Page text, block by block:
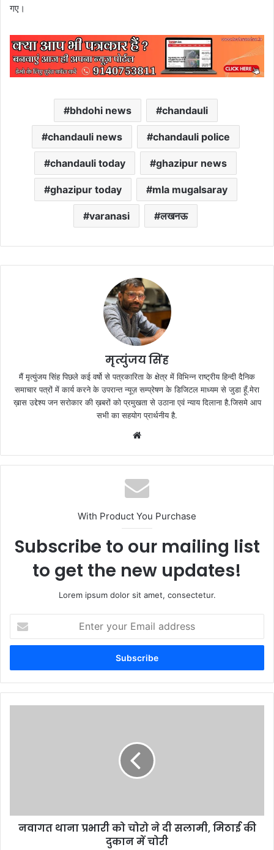
गए।
bhdohi news chandauli
chandauli news chandauli police
chandauli today ghazipur news
ghazipur today mla mugalsaray
varanasi लखनऊ
मृत्युंजय सिंह
मैं मृत्युंजय सिंह पिछले कई वर्षो से पत्रकारिता के क्षेत्र में विभिन्न राष्ट्रीय हिन्दी दैनिक
समाचार पत्रों में कार्य करने के उपरान्त न्यूज़ सम्प्रेषण के डिजिटल माध्यम से जुडा हूँ.मेरा
ख़ास उद्देश्य जन सरोकार की ख़बरों को प्रमुखता से उठाना एवं न्याय दिलाना है.जिसमे आप
सभी का सहयोग प्रार्थनीय है.
With Product You Purchase
Subscribe to our mailing list
to get the new updates!
Lorem ipsum dolor sit amet, consectetur.
your
Email
नवागत थाना प्रभारी को चोरो ने दी सलामी, मिठाई की
दुकान में चोरी